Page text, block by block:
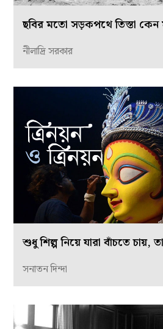
ছবির মতো সড়কপথে তিস্তা কেন
নীলাদ্রি সরকার
শুধু শিল্প নিয়ে যারা বাঁচতে চায়,
সনাতন দিন্দা